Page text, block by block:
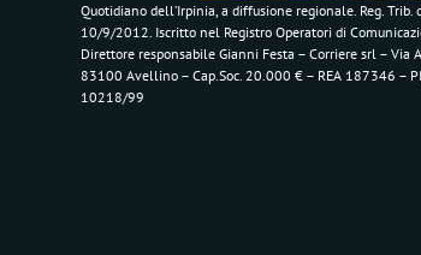
Quotidiano dell’Irpinia, a diffusione regionale. Reg.
10/9/2012. Iscritto nel Registro Operatori di
Direttore responsabile Gianni Festa – Corriere srl – Via
83100 Avellino – Cap.Soc. 20.000 € – REA 187346 –
10218/99